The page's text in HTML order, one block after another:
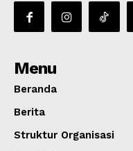
Menu
Beranda
Berita
Struktur Organisasi